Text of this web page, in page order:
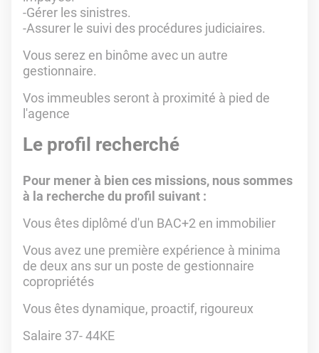
-Gérer les sinistres.
-Assurer le suivi des procédures judiciaires.
Vous serez en binôme avec un autre
gestionnaire.
Vos immeubles seront à proximité à pied de
l'agence
Le profil recherché
Pour mener à bien ces missions, nous sommes
à la recherche du profil suivant :
Vous êtes diplômé d'un BAC+2 en immobilier
Vous avez une première expérience à minima
de deux ans sur un poste de gestionnaire
copropriétés
Vous êtes dynamique, proactif, rigoureux
Salaire 37- 44KE